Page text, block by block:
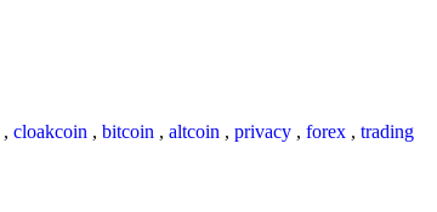
, cloakcoin , bitcoin , altcoin , privacy , forex , trading